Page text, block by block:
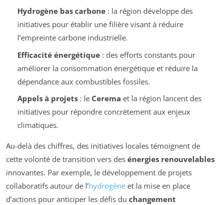
Hydrogène bas carbone: la région développe des
initiatives pour établir une filière visant à réduire
l’empreinte carbone industrielle.
Efficacité énergétique: des efforts constants pour
améliorer la consommation énergétique et réduire la
dépendance aux combustibles fossiles.
Appels à projets: le Cerema et la région lancent des
initiatives pour répondre concrètement aux enjeux
climatiques.
Au-delà des chiffres, des initiatives locales témoignent de
cette volonté de transition vers des énergies renouvelables
innovantes. Par exemple, le développement de projets
collaboratifs autour de l’hydrogène et la mise en place
d’actions pour anticiper les défis du changement